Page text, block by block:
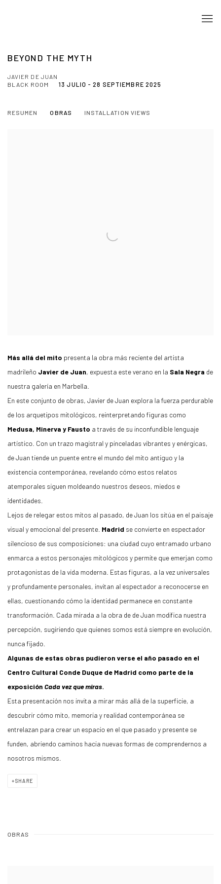
BEYOND THE MYTH
JAVIER DE JUAN
13 JULIO - 28 SEPTIEMBRE 2025
BLACK ROOM
RESUMEN OBRAS INSTALLATION VIEWS
Más allá del mito presenta la obra más reciente del artista
madrileño Javier de Juan, expuesta este verano en la Sala Negra de
nuestra galería en Marbella.
En este conjunto de obras, Javier de Juan explora la fuerza perdurable
de los arquetipos mitológicos, reinterpretando figuras como
Medusa, Minerva y Fausto a través de su inconfundible lenguaje
artístico. Con un trazo magistral y pinceladas vibrantes y enérgicas,
de Juan tiende un puente entre el mundo del mito antiguo y la
existencia contemporánea, revelando cómo estos relatos
atemporales siguen moldeando nuestros deseos, miedos e
identidades.
Lejos de relegar estos mitos al pasado, de Juan los sitúa en el paisaje
visual y emocional del presente. Madrid se convierte en espectador
silencioso de sus composiciones: una ciudad cuyo entramado urbano
enmarca a estos personajes mitológicos y permite que emerjan como
protagonistas de la vida moderna. Estas figuras, a la vez universales
y profundamente personales, invitan al espectador a reconocerse en
ellas, cuestionando cómo la identidad permanece en constante
transformación. Cada mirada a la obra de de Juan modifica nuestra
percepción, sugiriendo que quienes somos está siempre en evolución,
nunca fijado.
Algunas de estas obras pudieron verse el año pasado en el
Centro Cultural Conde Duque de Madrid como parte de la
exposición Cada vez que miras.
Esta presentación nos invita a mirar más allá de la superficie, a
descubrir cómo mito, memoria y realidad contemporánea se
entrelazan para crear un espacio en el que pasado y presente se
funden, abriendo caminos hacia nuevas formas de comprendernos a
nosotros mismos.
SHARE
OBRAS